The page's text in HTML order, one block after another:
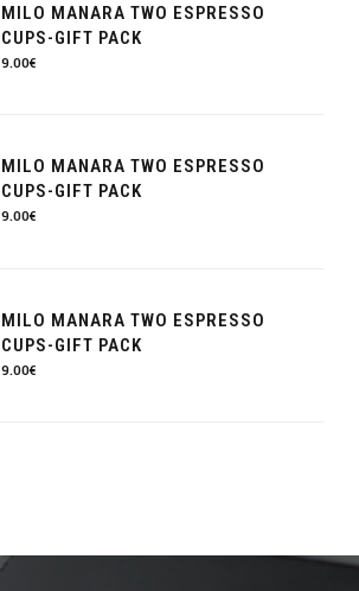
MILO MANARA TWO ESPRESSO
CUPS-GIFT PACK
9.00€
MILO MANARA TWO ESPRESSO
CUPS-GIFT PACK
9.00€
MILO MANARA TWO ESPRESSO
CUPS-GIFT PACK
9.00€